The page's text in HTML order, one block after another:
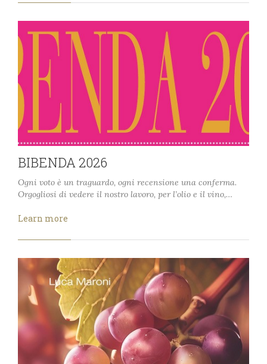
BIBENDA 2026
Ogni voto è un traguardo, ogni recensione una conferma.
Orgogliosi di vedere il nostro lavoro, per l’olio e il vino,…
Learn more